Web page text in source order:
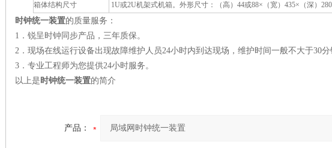
箱体结构尺寸
1U或2U机架式机箱。外形尺寸：（高）44或88× （宽）435× （深）280
时钟统一装置的质量服务：
1 ．锐呈时钟同步产品，三年质保。
2 ．现场在线运行设备出现故障维护人员24小时内到达现场，维护时间一般不大于30分
3 ．专业工程师为您提供24小时服务。
以上是时钟统一装置的简介
产品：